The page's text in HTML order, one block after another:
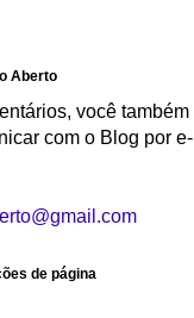
Aberto
você também
com o Blog por e-
de página